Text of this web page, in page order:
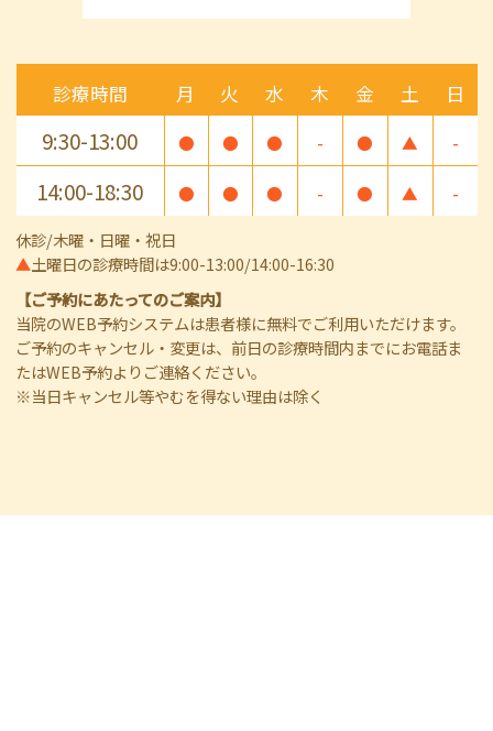
診療時間 月 火 水 木 金 土 日
9:30-13:00 ● ● ● - ● ▲ -
14:00-18:30 ● ● ● - ● ▲ -
休診/木曜・日曜・祝日
▲土曜日の診療時間は9:00-13:00/14:00-16:30
【ご予約にあたってのご案内】
当院のWEB予約システムは患者様に無料でご利用いただけます。
ご予約のキャンセル・変更は、前日の診療時間内までにお電話ま
たはWEB予約よりご連絡ください。
※当日キャンセル等やむを得ない理由は除く